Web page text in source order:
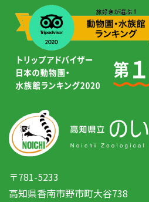
〒781-5233
高知県香南市野市町大谷738